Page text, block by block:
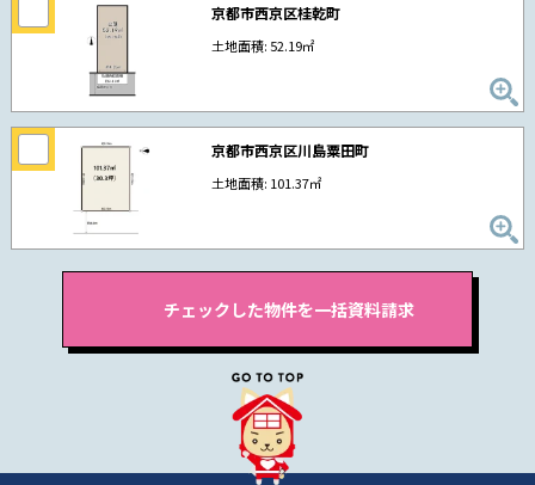
京都市西京区桂乾町
土地面積: 52.19㎡
京都市西京区川島粟田町
土地面積: 101.37㎡